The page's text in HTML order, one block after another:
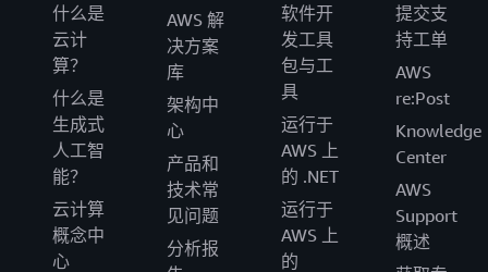
什么是
云计
算？
什么是
生成式
人工智
能？
云计算
概念中
心
AWS 解
决方案
库
架构中
心
产品和
技术常
见问题
分析报
软件开
发工具
包与工
具
运行于
AWS 上
的 .NET
运行于
AWS 上
的
提交支
持工单
AWS
re:Post
Knowledge
Center
AWS
Support
概述